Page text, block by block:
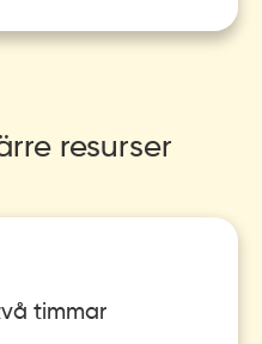
resurser
timmar